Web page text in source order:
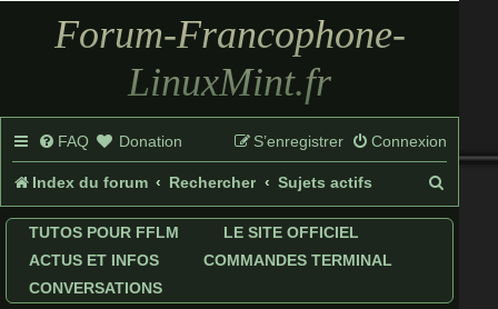
Forum-Francophone-
LinuxMint.fr
FAQ Donation Connexion
S’enregistrer
Index du forum Rechercher Sujets actifs
e
TUTOS POUR FFLM
LE SITE OFFICIEL
ACTUS ET INFOS
COMMANDES TERMINAL
CONVERSATIONS